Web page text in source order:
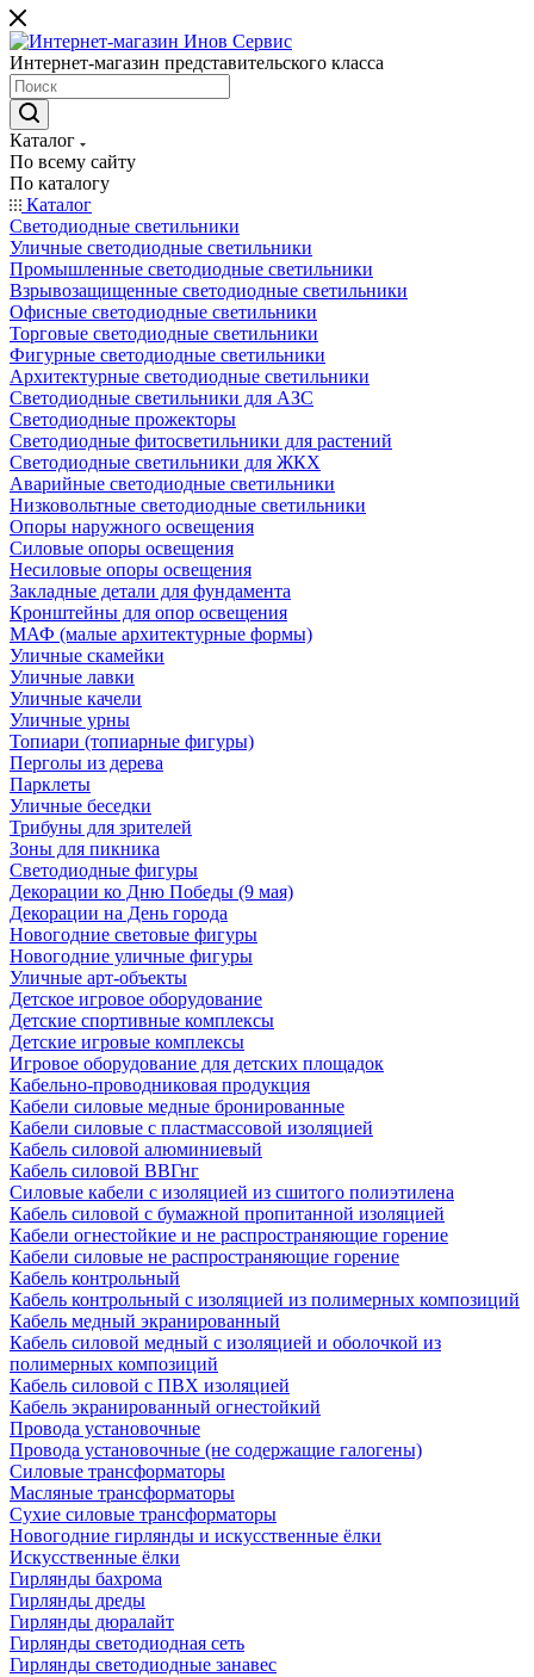
Интернет-магазин представительского класса
Каталог
По всему сайту
По каталогу
Каталог
Светодиодные светильники
Уличные светодиодные светильники
Промышленные светодиодные светильники
Взрывозащищенные светодиодные светильники
Офисные светодиодные светильники
Торговые светодиодные светильники
Фигурные светодиодные светильники
Архитектурные светодиодные светильники
Светодиодные светильники для АЗС
Светодиодные прожекторы
Светодиодные фитосветильники для растений
Светодиодные светильники для ЖКХ
Аварийные светодиодные светильники
Низковольтные светодиодные светильники
Опоры наружного освещения
Силовые опоры освещения
Несиловые опоры освещения
Закладные детали для фундамента
Кронштейны для опор освещения
МАФ (малые архитектурные формы)
Уличные скамейки
Уличные лавки
Уличные качели
Уличные урны
Топиари (топиарные фигуры)
Перголы из дерева
Парклеты
Уличные беседки
Трибуны для зрителей
Зоны для пикника
Светодиодные фигуры
Декорации ко Дню Победы (9 мая)
Декорации на День города
Новогодние световые фигуры
Новогодние уличные фигуры
Уличные арт-объекты
Детское игровое оборудование
Детские спортивные комплексы
Детские игровые комплексы
Игровое оборудование для детских площадок
Кабельно-проводниковая продукция
Кабели силовые медные бронированные
Кабели силовые с пластмассовой изоляцией
Кабель силовой алюминиевый
Кабель силовой ВВГнг
Силовые кабели с изоляцией из сшитого полиэтилена
Кабель силовой с бумажной пропитанной изоляцией
Кабели огнестойкие и не распространяющие горение
Кабели силовые не распространяющие горение
Кабель контрольный
Кабель контрольный с изоляцией из полимерных композиций
Кабель медный экранированный
Кабель силовой медный с изоляцией и оболочкой из
полимерных композиций
Кабель силовой с ПВХ изоляцией
Кабель экранированный огнестойкий
Провода установочные
Провода установочные (не содержащие галогены)
Силовые трансформаторы
Масляные трансформаторы
Сухие силовые трансформаторы
Новогодние гирлянды и искусственные ёлки
Искусственные ёлки
Гирлянды бахрома
Гирлянды дреды
Гирлянды дюралайт
Гирлянды светодиодная сеть
Гирлянды светодиодные занавес